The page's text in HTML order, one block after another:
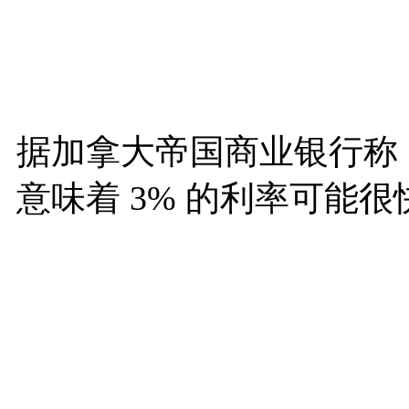
据加拿大帝国商业银行
意味着 3% 的利率可能很